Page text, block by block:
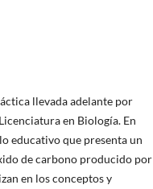
llevada adelante por
en Biología. En
educativo que presenta un
de carbono producido por
en los conceptos y